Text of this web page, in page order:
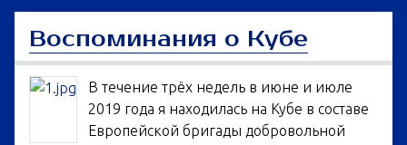
Воспоминания о Кубе
В течение трёх недель в июне и июле
2019 года я находилась на Кубе в составе
Европейской бригады добровольной